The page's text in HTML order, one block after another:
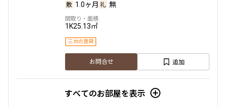
1.0ヶ月 無
1K25.13㎡
三井の賃貸
お問合せ 追加
すべてのお部屋を表示